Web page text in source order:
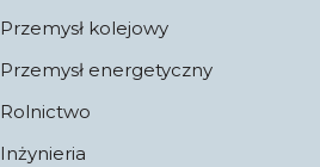
Przemysł kolejowy
Przemysł energetyczny
Rolnictwo
Inżynieria